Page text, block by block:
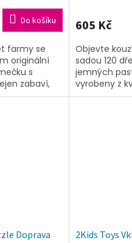
Do košíku
farmy se
originální
s
zabaví,
605 Kč
Objevte
sadou 120
jemných
vyrobeny z
jsou vhodné
Doprava 2Kids Toys